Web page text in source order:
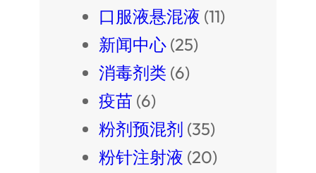
口服液悬混液 (11)
新闻中心 (25)
消毒剂类 (6)
疫苗 (6)
粉剂预混剂 (35)
粉针注射液 (20)